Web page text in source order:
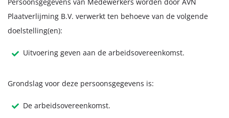
Persoonsgegevens van Medewerkers worden door AVN
Plaatverlijming B.V. verwerkt ten behoeve van de volgende
doelstelling(en):
Uitvoering geven aan de arbeidsovereenkomst.
Grondslag voor deze persoonsgegevens is:
De arbeidsovereenkomst.